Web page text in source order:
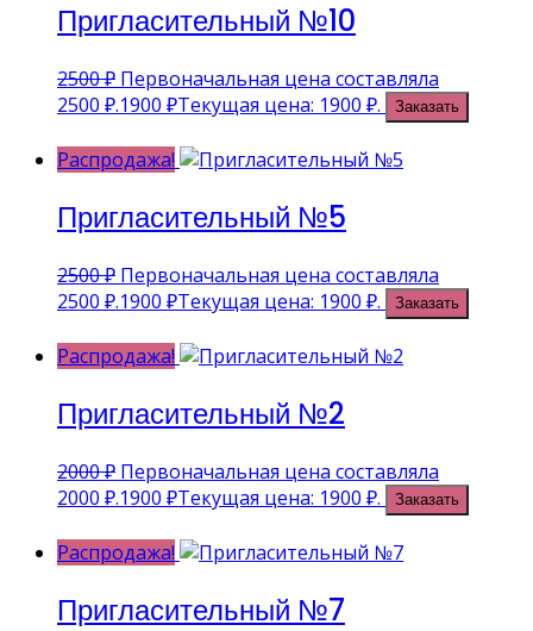
Пригласительный №10
2500₽ Первоначальная цена составляла
2500 ₽.1900 ₽Текущая цена: 1900 ₽. Заказать
Распродажа!
Пригласительный №5
2500₽ Первоначальная цена составляла
2500 ₽.1900 ₽Текущая цена: 1900 ₽. Заказать
Распродажа!
Пригласительный №2
2000₽ Первоначальная цена составляла
2000 ₽.1900 ₽Текущая цена: 1900 ₽. Заказать
Распродажа!
Пригласительный №7